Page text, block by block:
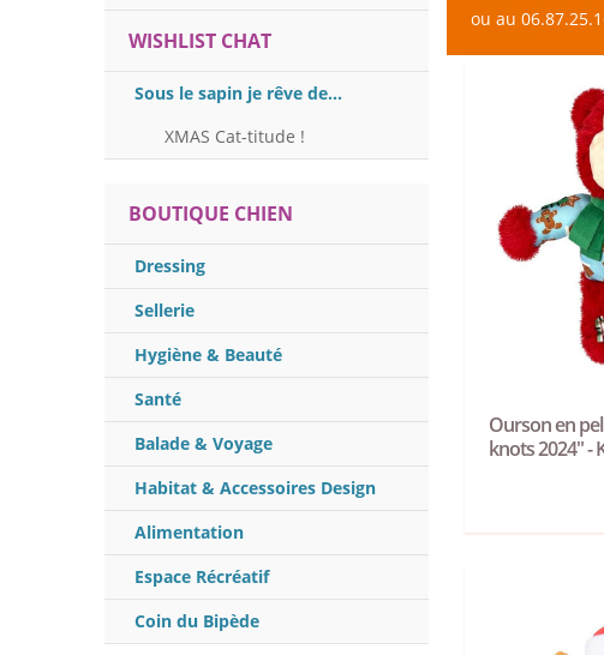
ou au
WISHLIST CHAT
Sous le sapin je rêve de...
XMAS Cat-titude !
BOUTIQUE CHIEN
Dressing
Sellerie
Hygiène & Beauté
Santé
Balade & Voyage
Habitat & Accessoires Design
Alimentation
Espace Récréatif
Coin du Bipède
Ourson en
knots 2024" -